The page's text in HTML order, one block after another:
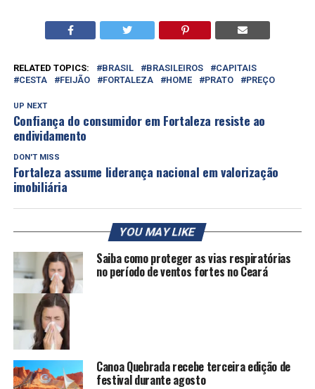
RELATED TOPICS: BRASIL BRASILEIROS
CAPITAIS
CESTA
FEIJÃO FORTALEZA HOME PRATO PREÇO
UP NEXT
Confiança do consumidor em Fortaleza resiste ao
endividamento
DON'T MISS
Fortaleza assume liderança nacional em valorização
imobiliária
YOU MAY LIKE
Saiba como proteger as vias respiratórias
no período de ventos fortes no Ceará
Canoa Quebrada recebe terceira edição de
festival durante agosto